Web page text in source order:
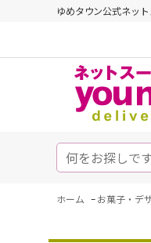
ゆめタウン公式ネッ
ホーム - お菓子・デ